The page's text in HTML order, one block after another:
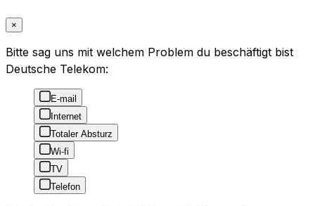
×
Bitte sag uns mit welchem Problem du beschäftigt bist
Deutsche Telekom:
E-mail
Internet
Totaler Absturz
Wi-fi
TV
Telefon